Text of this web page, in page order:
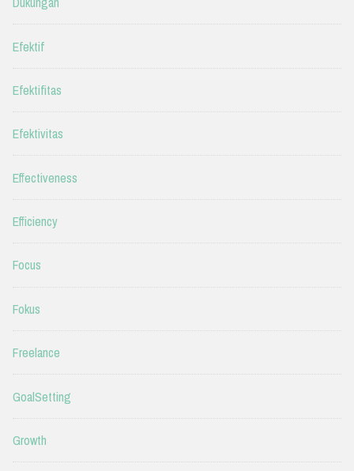
Efektif
Efektifitas
Efektivitas
Effectiveness
Efficiency
Focus
Fokus
Freelance
GoalSetting
Growth